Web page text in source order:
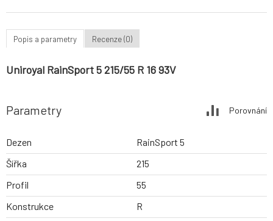
Popis a parametry Recenze (0)
Uniroyal RainSport 5 215/55 R 16 93V
Parametry Porovnání
Dezen
RainSport 5
Šířka
215
Profil
55
Konstrukce
R